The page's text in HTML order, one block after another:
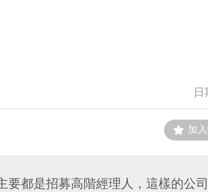
加
都是招募高階經理人，這樣的公司